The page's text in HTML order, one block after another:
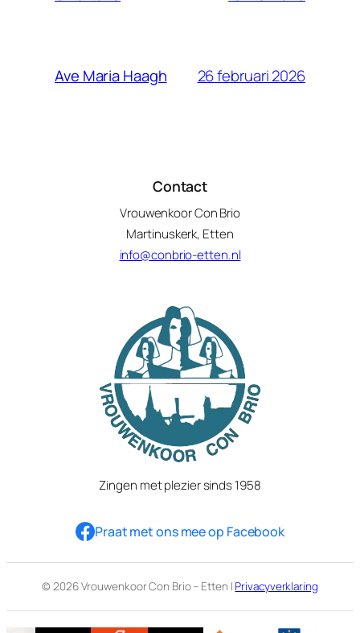
Ave Maria Haagh 26 februari 2026
Contact
Vrouwenkoor Con Brio
Martinuskerk, Etten
info@conbrio-etten.nl
Zingen met plezier sinds 1958
Praat met ons mee op Facebook
© 2026 Vrouwenkoor Con Brio – Etten | Privacyverklaring